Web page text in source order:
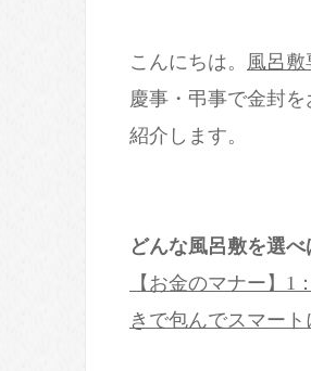
こんにちは。 風呂
慶事・弔事で金封
紹介します。
どんな風呂敷を選
【お金のマナー】1
きで包んでスマート